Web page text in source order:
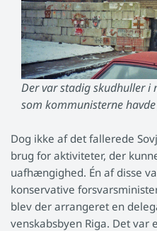
Der var stadig skudhuller
som kommunisterne
Dog ikke af det fallerede
brug for aktiviteter, der
uafhængighed. Én af disse
konservative
blev der arrangeret en
venskabsbyen Riga. Det var